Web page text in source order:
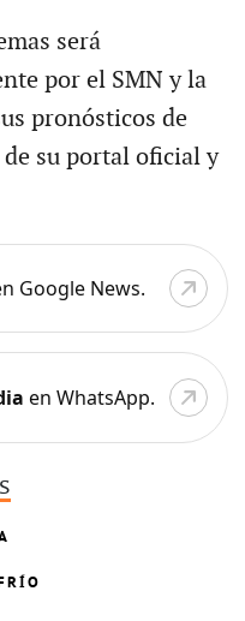
será
por el SMN y la
pronósticos de
su portal oficial y
Google News.
en WhatsApp.